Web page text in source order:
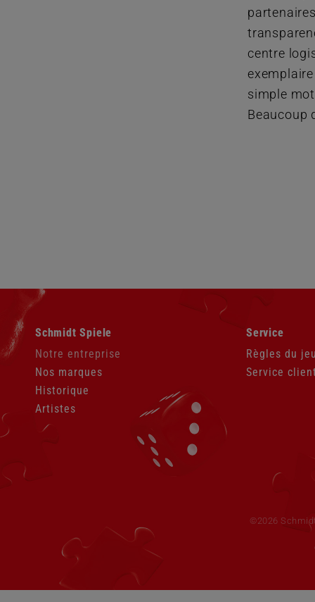
centre
simple
Beaucoup
au
Schmidt Spiele
Notre entreprise
Nos marques
Historique
Artistes
au
Service
Règles du
Service
Aller
au
©2026